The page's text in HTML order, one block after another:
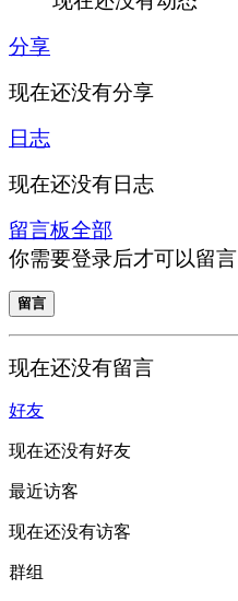
分享
现在还没有分享
日志
现在还没有日志
留言板全部
你需要登录后才可以留言
留言
现在还没有留言
好友
现在还没有好友
最近访客
现在还没有访客
群组